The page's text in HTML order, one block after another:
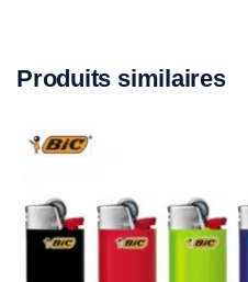
Produits similaires